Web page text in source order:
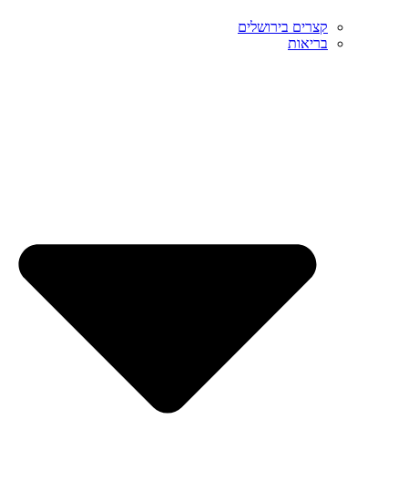
קצרים בירושלים
בריאות